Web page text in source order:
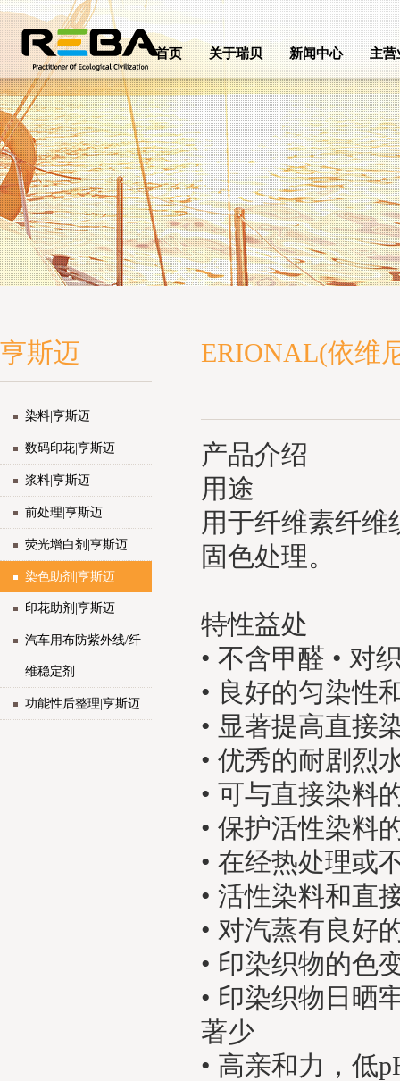
首页 关于瑞贝 新闻中心 主营
亨斯迈
染料|亨斯迈
数码印花|亨斯迈
浆料|亨斯迈
前处理|亨斯迈
荧光增白剂|亨斯迈
染色助剂|亨斯迈
印花助剂|亨斯迈
汽车用布防紫外线/纤
维稳定剂
功能性后整理|亨斯迈
ERIONAL(依维
产品介绍
用途
用于纤维素纤
固色处理。
特性益处
• 不含甲醛 • 对
• 良好的匀染性
• 显著提高直接
• 优秀的耐剧烈
• 可与直接染料
• 保护活性染料
• 在经热处理或
• 活性染料和直
• 对汽蒸有良好
• 印染织物的色
• 印染织物日晒
著少
• 高亲和力，低